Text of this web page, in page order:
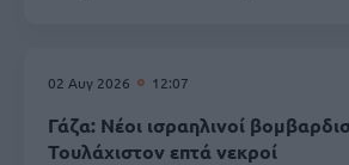
02 Αυγ 2026 12:07
Γάζα: Νέοι ισραηλινοί
Τουλάχιστον επτά νεκροί